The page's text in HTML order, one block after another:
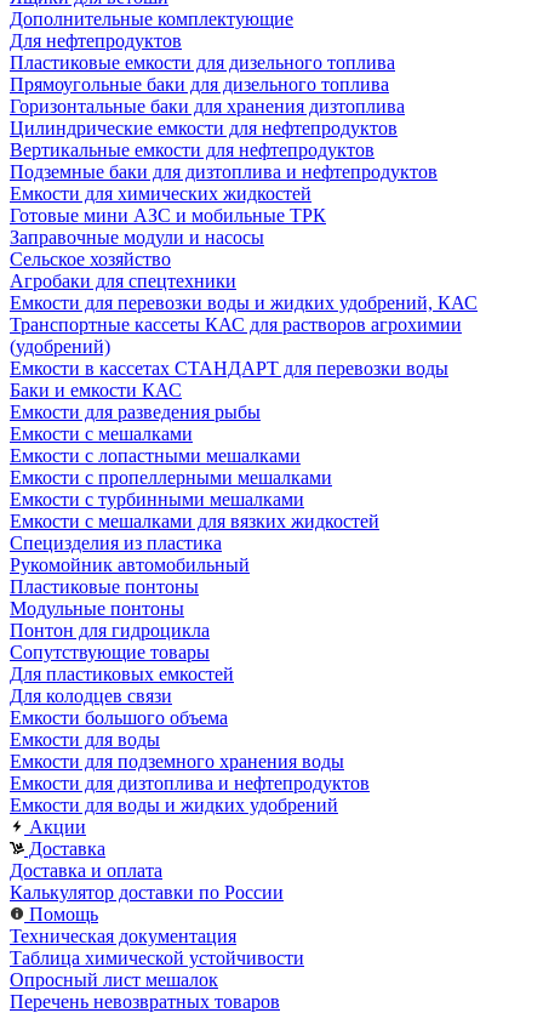
Дополнительные комплектующие
Для нефтепродуктов
Пластиковые емкости для дизельного топлива
Прямоугольные баки для дизельного топлива
Горизонтальные баки для хранения дизтоплива
Цилиндрические емкости для нефтепродуктов
Вертикальные емкости для нефтепродуктов
Подземные баки для дизтоплива и нефтепродуктов
Емкости для химических жидкостей
Готовые мини АЗС и мобильные ТРК
Заправочные модули и насосы
Сельское хозяйство
Агробаки для спецтехники
Емкости для перевозки воды и жидких удобрений, КАС
Транспортные кассеты КАС для растворов агрохимии
(удобрений)
Емкости в кассетах СТАНДАРТ для перевозки воды
Баки и емкости КАС
Емкости для разведения рыбы
Емкости с мешалками
Емкости с лопастными мешалками
Емкости с пропеллерными мешалками
Емкости с турбинными мешалками
Емкости с мешалками для вязких жидкостей
Специзделия из пластика
Рукомойник автомобильный
Пластиковые понтоны
Модульные понтоны
Понтон для гидроцикла
Сопутствующие товары
Для пластиковых емкостей
Для колодцев связи
Емкости большого объема
Емкости для воды
Емкости для подземного хранения воды
Емкости для дизтоплива и нефтепродуктов
Емкости для воды и жидких удобрений
Акции
Доставка
Доставка и оплата
Калькулятор доставки по России
Помощь
Техническая документация
Таблица химической устойчивости
Опросный лист мешалок
Перечень невозвратных товаров